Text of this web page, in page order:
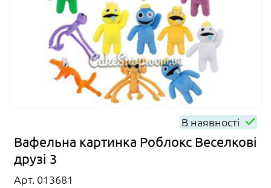
В наявності
Вафельна картинка Роблокс Веселкові
друзі 3
Арт. 013681